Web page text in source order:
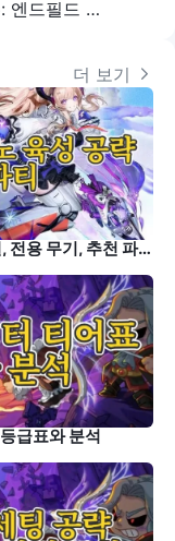
명일방주: 엔드필드 물자 관리 시스템 완전 공략: 행운의 당근 차익 거래
더 보기
명일방주: 엔드필드 리노 육성 공략 - 스킬, 전용 무기, 추천 파티
급표와 분석